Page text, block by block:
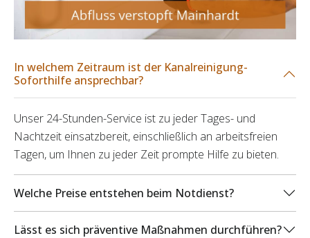
In welchem Zeitraum ist der Kanalreinigung-
Soforthilfe ansprechbar?
Unser 24-Stunden-Service ist zu jeder Tages- und
Nachtzeit einsatzbereit, einschließlich an arbeitsfreien
Tagen, um Ihnen zu jeder Zeit prompte Hilfe zu bieten.
Welche Preise entstehen beim Notdienst?
Lässt es sich präventive Maßnahmen durchführen?